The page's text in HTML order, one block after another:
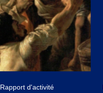
Rapport d'activité